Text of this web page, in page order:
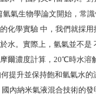
氣生物學論文開始，常
化學實驗 中，我們就採用
水。實際上，氫氣並不是
爾濃度計算，20℃時水溶
提升並保持飽和氫氣水的
內納米氣液混合技術的發